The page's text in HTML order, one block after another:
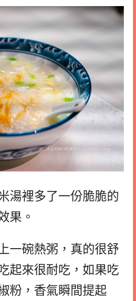
湯裡多了一份脆脆的
果。
一碗熱粥，真的很舒
起來很耐吃，如果吃
粉，香氣瞬間提起